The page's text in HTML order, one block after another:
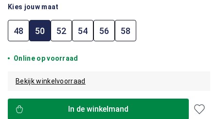
Kies jouw maat
48 50 52 54 56 58
Online op voorraad
Bekijk winkelvoorraad
In de winkelmand